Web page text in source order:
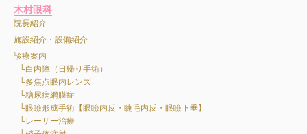
木村眼科
院長紹介
施設紹介・設備紹介
診療案内
白内障（日帰り手術）
多焦点眼内レンズ
糖尿病網膜症
眼瞼形成手術【眼瞼内反・睫毛内反・眼瞼下垂】
レーザー治療